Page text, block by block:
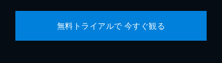
無料トライアルで 今すぐ観る